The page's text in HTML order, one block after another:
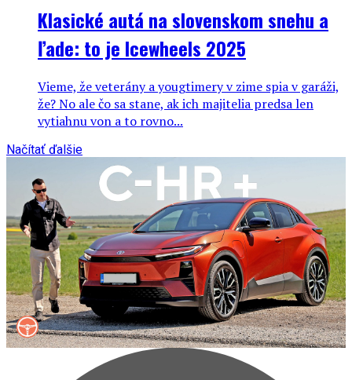
Klasické autá na slovenskom snehu a
ľade: to je Icewheels 2025
Vieme, že veterány a yougtimery v zime spia v garáži,
že? No ale čo sa stane, ak ich majitelia predsa len
vytiahnu von a to rovno...
Načítať ďalšie